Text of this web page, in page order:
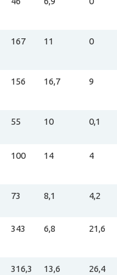
167 11 0
156 16,7 9
55 10 0,1
100 14 4
73 8,1 4,2
343 6,8 21,6
316,3 13,6 26,4